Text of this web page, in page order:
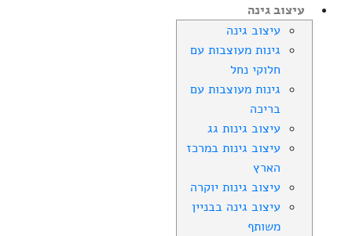
עיצוב גינה
עיצוב גינה
גינות מעוצבות עם
חלוקי נחל
גינות מעוצבות עם
בריכה
עיצוב גינות גג
עיצוב גינות במרכז
הארץ
עיצוב גינות יוקרה
עיצוב גינה בבניין
משותף